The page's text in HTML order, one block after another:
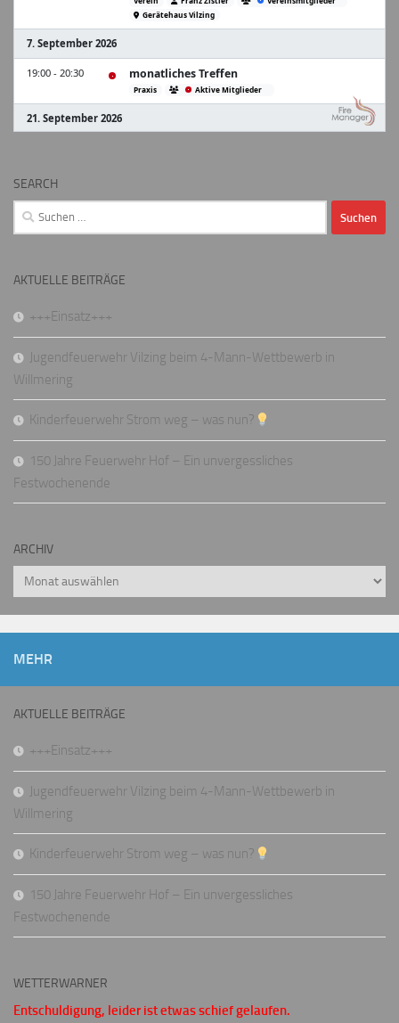
SEARCH
Suchen
nach:
AKTUELLE BEITRÄGE
+++Einsatz+++
Jugendfeuerwehr Vilzing beim 4-Mann-Wettbewerb in
Willmering
Kinderfeuerwehr Strom weg – was nun?
150 Jahre Feuerwehr Hof – Ein unvergessliches
Festwochenende
ARCHIV
Archiv
MEHR
AKTUELLE BEITRÄGE
+++Einsatz+++
Jugendfeuerwehr Vilzing beim 4-Mann-Wettbewerb in
Willmering
Kinderfeuerwehr Strom weg – was nun?
150 Jahre Feuerwehr Hof – Ein unvergessliches
Festwochenende
WETTERWARNER
Entschuldigung, leider ist etwas schief gelaufen.